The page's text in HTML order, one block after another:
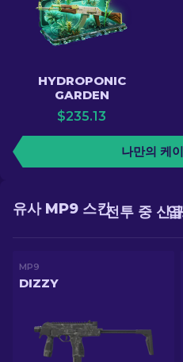
HYDROPONIC
GARDEN
$235.13
나만의 케
전투 중 신
유사 MP9 스킨
MP9
DIZZY